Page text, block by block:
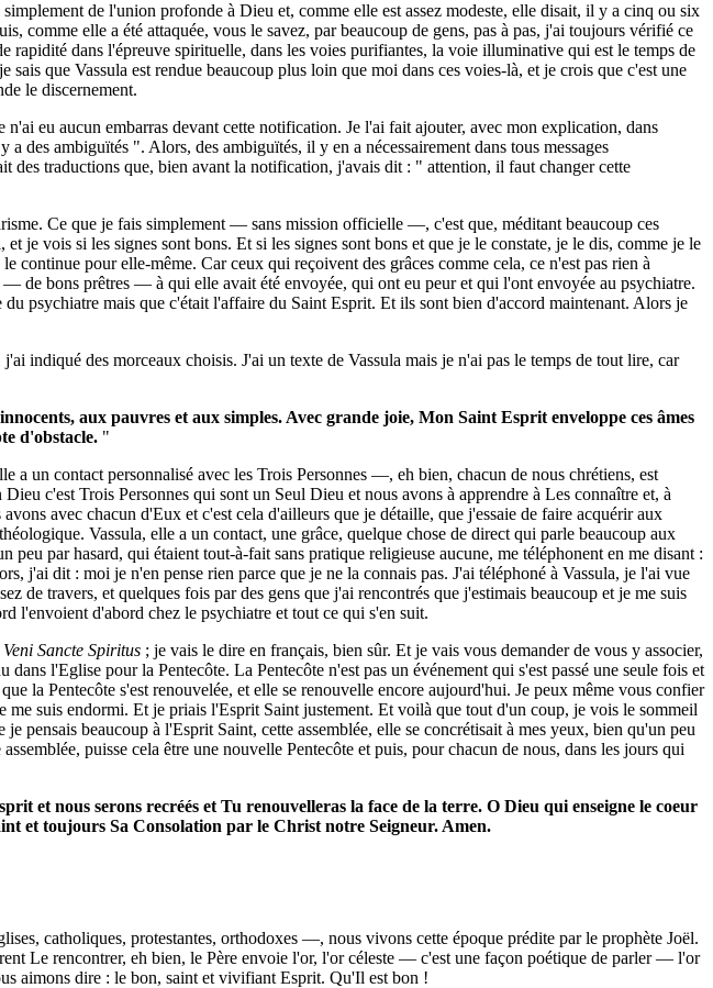
de l'union profonde à Dieu et, comme elle est assez modeste, elle disait, il y a cinq ou six
comme elle a été attaquée, vous le savez, par beaucoup de gens, pas à pas, j'ai toujours vérifié ce
dans l'épreuve spirituelle, dans les voies purifiantes, la voie illuminative qui est le temps de
que Vassula est rendue beaucoup plus loin que moi dans ces voies-là, et je crois que c'est une
le discernement.
eu aucun embarras devant cette notification. Je l'ai fait ajouter, avec mon explication, dans
ambiguïtés ". Alors, des ambiguïtés, il y en a nécessairement dans tous messages
des traductions que, bien avant la notification, j'avais dit : " attention, il faut changer cette
Ce que je fais simplement — sans mission officielle —, c'est que, méditant beaucoup ces
je vois si les signes sont bons. Et si les signes sont bons et que je le constate, je le dis, comme je le
continue pour elle-même. Car ceux qui reçoivent des grâces comme cela, ce n'est pas rien à
de bons prêtres — à qui elle avait été envoyée, qui ont eu peur et qui l'ont envoyée au psychiatre.
psychiatre mais que c'était l'affaire du Saint Esprit. Et ils sont bien d'accord maintenant. Alors je
indiqué des morceaux choisis. J'ai un texte de Vassula mais je n'ai pas le temps de tout lire, car
aux pauvres et aux simples. Avec grande joie, Mon Saint Esprit enveloppe ces âmes
d'obstacle. "
un contact personnalisé avec les Trois Personnes —, eh bien, chacun de nous chrétiens, est
c'est Trois Personnes qui sont un Seul Dieu et nous avons à apprendre à Les connaître et, à
avec chacun d'Eux et c'est cela d'ailleurs que je détaille, que j'essaie de faire acquérir aux
Vassula, elle a un contact, une grâce, quelque chose de direct qui parle beaucoup aux
par hasard, qui étaient tout-à-fait sans pratique religieuse aucune, me téléphonent en me disant :
j'ai dit : moi je n'en pense rien parce que je ne la connais pas. J'ai téléphoné à Vassula, je l'ai vue
de travers, et quelques fois par des gens que j'ai rencontrés que j'estimais beaucoup et je me suis
l'envoient d'abord chez le psychiatre et tout ce qui s'en suit.
Veni Sancte Spiritus ; je vais le dire en français, bien sûr. Et je vais vous demander de vous y associer,
l'Eglise pour la Pentecôte. La Pentecôte n'est pas un événement qui s'est passé une seule fois et
la Pentecôte s'est renouvelée, et elle se renouvelle encore aujourd'hui. Je peux même vous confier
suis endormi. Et je priais l'Esprit Saint justement. Et voilà que tout d'un coup, je vois le sommeil
pensais beaucoup à l'Esprit Saint, cette assemblée, elle se concrétisait à mes yeux, bien qu'un peu
puisse cela être une nouvelle Pentecôte et puis, pour chacun de nous, dans les jours qui
et nous serons recréés et Tu renouvelleras la face de la terre. O Dieu qui enseigne le coeur
et toujours Sa Consolation par le Christ notre Seigneur. Amen.
catholiques, protestantes, orthodoxes —, nous vivons cette époque prédite par le prophète Joël.
Le rencontrer, eh bien, le Père envoie l'or, l'or céleste — c'est une façon poétique de parler — l'or
aimons dire : le bon, saint et vivifiant Esprit. Qu'Il est bon !